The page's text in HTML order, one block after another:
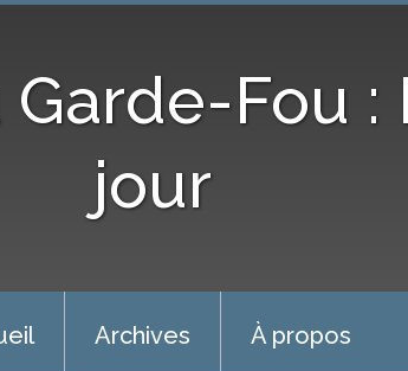
Fou :
jour
Archives À propos